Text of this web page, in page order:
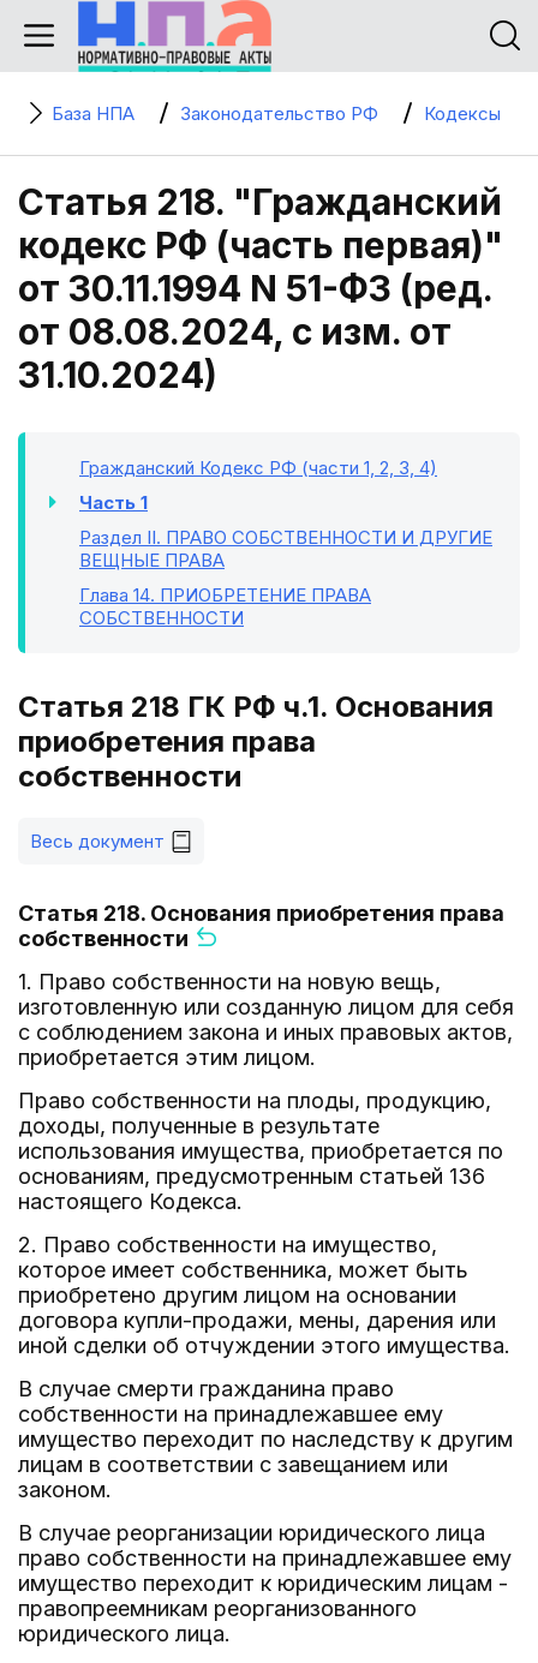
База НПА Законодательство РФ Кодексы
Статья 218. "Гражданский
кодекс РФ (часть первая)"
от 30.11.1994 N 51-ФЗ (ред.
от 08.08.2024, с изм. от
31.10.2024)
Гражданский Кодекс РФ (части 1, 2, 3, 4)
Часть 1
Раздел II. ПРАВО СОБСТВЕННОСТИ И ДРУГИЕ
ВЕЩНЫЕ ПРАВА
Глава 14. ПРИОБРЕТЕНИЕ ПРАВА
СОБСТВЕННОСТИ
Статья 218 ГК РФ ч.1. Основания
приобретения права
собственности
Весь документ
Статья 218. Основания приобретения права
собственности
1. Право собственности на новую вещь,
изготовленную или созданную лицом для себя
с соблюдением закона и иных правовых актов,
приобретается этим лицом.
Право собственности на плоды, продукцию,
доходы, полученные в результате
использования имущества, приобретается по
основаниям, предусмотренным статьей 136
настоящего Кодекса.
2. Право собственности на имущество,
которое имеет собственника, может быть
приобретено другим лицом на основании
договора купли-продажи, мены, дарения или
иной сделки об отчуждении этого имущества.
В случае смерти гражданина право
собственности на принадлежавшее ему
имущество переходит по наследству к другим
лицам в соответствии с завещанием или
законом.
В случае реорганизации юридического лица
право собственности на принадлежавшее ему
имущество переходит к юридическим лицам -
правопреемникам реорганизованного
юридического лица.